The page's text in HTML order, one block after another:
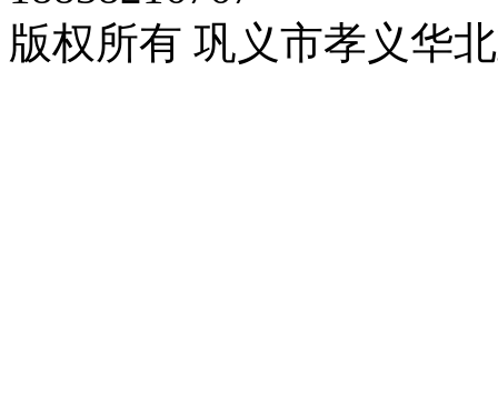
版权所有 巩义市孝义华